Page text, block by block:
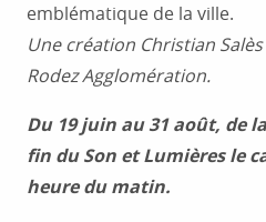
emblématique de la ville.
Une création Christian
Rodez Agglomération.
Du 19 juin au 31 août, de
fin du Son et Lumières le
heure du matin.